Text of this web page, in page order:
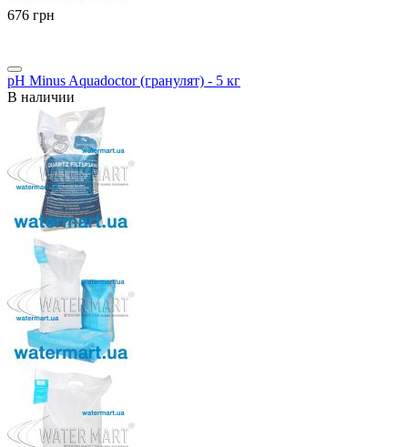
‍676‍ грн
pH Minus Aquadoctor (гранулят) - 5 кг
В наличии